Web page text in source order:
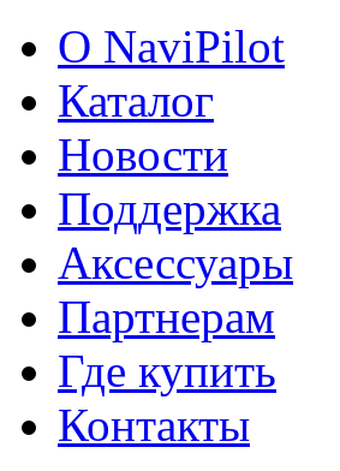
О NaviPilot
Каталог
Новости
Поддержка
Аксессуары
Партнерам
Где купить
Контакты